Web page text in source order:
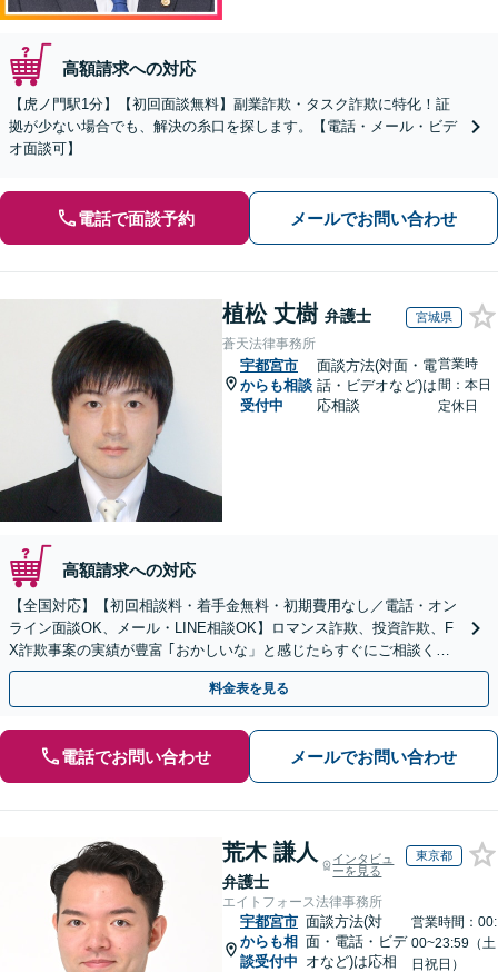
高額請求への対応
【虎ノ門駅1分】【初回面談無料】副業詐欺・タスク詐欺に特化！証
拠が少ない場合でも、解決の糸口を探します。【電話・メール・ビデ
オ面談可】
電話で面談予約 メールでお問い合わせ
植松 丈樹 弁護士 宮城県
蒼天法律事務所
宇都宮市
からも相談
受付中
面談方法(対面・電
話・ビデオなど)は
応相談
営業時
間：本日
定休日
高額請求への対応
【全国対応】【初回相談料・着手金無料・初期費用なし／電話・オン
ライン面談OK、メール・LINE相談OK】ロマンス詐欺、投資詐欺、F
X詐欺事案の実績が豊富 ｢おかしいな」と感じたらすぐにご相談くだ
さい。
料金表を見る
電話でお問い合わせ メールでお問い合わせ
荒木 謙人
弁護士
インタビュ
ーを見る
東京都
エイトフォース法律事務所
宇都宮市
からも相
談受付中
面談方法(対
面・電話・ビデ
オなど)は応相
営業時間：00:
00~23:59（土
日祝日）